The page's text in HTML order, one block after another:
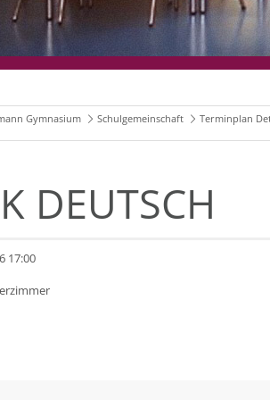
Gymnasium Schulgemeinschaft Terminplan
DEUTSCH
17:00